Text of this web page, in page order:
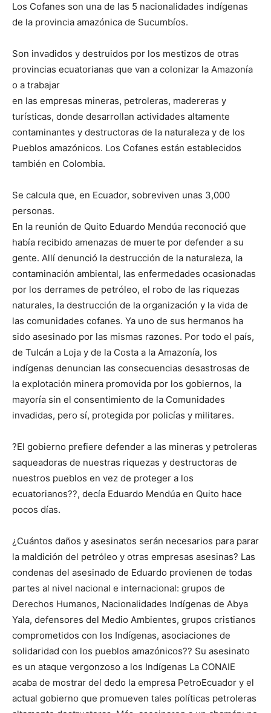
Los Cofanes son una de las 5 nacionalidades indígenas
de la provincia amazónica de Sucumbíos.
Son invadidos y destruidos por los mestizos de otras
provincias ecuatorianas que van a colonizar la Amazonía
o a trabajar
en las empresas mineras, petroleras, madereras y
turísticas, donde desarrollan actividades altamente
contaminantes y destructoras de la naturaleza y de los
Pueblos amazónicos. Los Cofanes están establecidos
también en Colombia.
Se calcula que, en Ecuador, sobreviven unas 3,000
personas.
En la reunión de Quito Eduardo Mendúa reconoció que
había recibido amenazas de muerte por defender a su
gente. Allí denunció la destrucción de la naturaleza, la
contaminación ambiental, las enfermedades ocasionadas
por los derrames de petróleo, el robo de las riquezas
naturales, la destrucción de la organización y la vida de
las comunidades cofanes. Ya uno de sus hermanos ha
sido asesinado por las mismas razones. Por todo el país,
de Tulcán a Loja y de la Costa a la Amazonía, los
indígenas denuncian las consecuencias desastrosas de
la explotación minera promovida por los gobiernos, la
mayoría sin el consentimiento de la Comunidades
invadidas, pero sí, protegida por policías y militares.
?El gobierno prefiere defender a las mineras y petroleras
saqueadoras de nuestras riquezas y destructoras de
nuestros pueblos en vez de proteger a los
ecuatorianos??, decía Eduardo Mendúa en Quito hace
pocos días.
¿Cuántos daños y asesinatos serán necesarios para parar
la maldición del petróleo y otras empresas asesinas? Las
condenas del asesinado de Eduardo provienen de todas
partes al nivel nacional e internacional: grupos de
Derechos Humanos, Nacionalidades Indígenas de Abya
Yala, defensores del Medio Ambientes, grupos cristianos
comprometidos con los Indígenas, asociaciones de
solidaridad con los pueblos amazónicos?? Su asesinato
es un ataque vergonzoso a los Indígenas La CONAIE
acaba de mostrar del dedo la empresa PetroEcuador y el
actual gobierno que promueven tales políticas petroleras